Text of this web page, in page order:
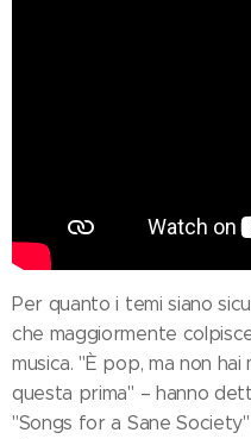
Per quanto i temi siano
che maggiormente
musica. "È pop, ma non
questa prima" – hanno
"Songs for a Sane